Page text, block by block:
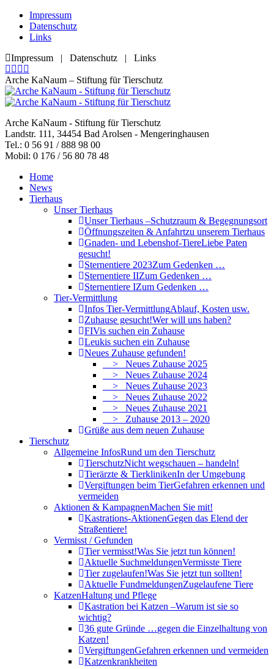
Zum
Inhalt
springen
Impressum
Datenschutz
Links
Impressum | Datenschutz | Links
Facebook
page
opens
in
window
YouTube
page
opens
in
window
RSS
page
opens
in
window
Mail
page
opens
new
window
Arche KaNaum – Stiftung für Tierschutz
Arche KaNaum - Stiftung für Tierschutz
Landstr. 111, 34454 Bad Arolsen - Mengeringhausen
Tel.: 0 56 91 / 888 98 00
Mobil: 0 176 / 56 80 78 48
Home
News
Tierhaus
Unser Tierhaus
Unser Tierhaus –Schutzraum & Begegnungsort
Öffnungszeiten & Anfahrtzu unserem Tierhaus
Gnaden- und Lebenshof-TiereLiebe Paten
gesucht!
Sternentiere 2023Zum Gedenken …
Sternentiere IIZum Gedenken …
Sternentiere IZum Gedenken …
Tier-Vermittlung
Infos Tier-VermittlungAblauf, Kosten usw.
Zuhause gesucht!Wer will uns haben?
FIVis suchen ein Zuhause
Leukis suchen ein Zuhause
Neues Zuhause gefunden!
> Neues Zuhause 2025
> Neues Zuhause 2024
> Neues Zuhause 2023
> Neues Zuhause 2022
> Neues Zuhause 2021
> Zuhause 2013 – 2020
Grüße aus dem neuen Zuhause
Tierschutz
Allgemeine InfosRund um den Tierschutz
TierschutzNicht wegschauen – handeln!
Tierärzte & TierklinikenIn der Umgebung
Vergiftungen beim TierGefahren erkennen und
vermeiden
Aktionen & KampagnenMachen Sie mit!
Kastrations-AktionenGegen das Elend der
Straßentiere!
Vermisst / Gefunden
Tier vermisst!Was Sie jetzt tun können!
Aktuelle SuchmeldungenVermisste Tiere
Tier zugelaufen!Was Sie jetzt tun sollten!
Aktuelle FundmeldungenZugelaufene Tiere
KatzenHaltung und Pflege
Kastration bei Katzen –Warum ist sie so
wichtig?
36 gute Gründe …gegen die Einzelhaltung von
Katzen!
VergiftungenGefahren erkennen und vermeiden
Katzenkrankheiten